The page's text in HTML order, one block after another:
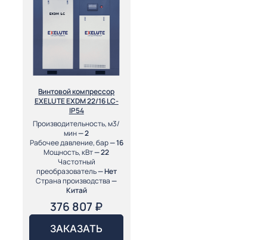
Винтовой компрессор
EXELUTE EXDM 22/16 LC-
IP54
Производительность, м3/
мин— 2
Рабочее давление, бар— 16
Мощность, кВт— 22
Частотный
преобразователь— Нет
Страна производства—
Китай
376 807 ₽
ЗАКАЗАТЬ